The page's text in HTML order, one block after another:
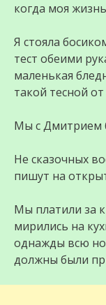
когда моя
Я стояла
тест обеими
маленькая
такой тесной от
Мы с Дмитрием
Не сказочных
пишут на
Мы платили за
мирились на
однажды всю
должны были